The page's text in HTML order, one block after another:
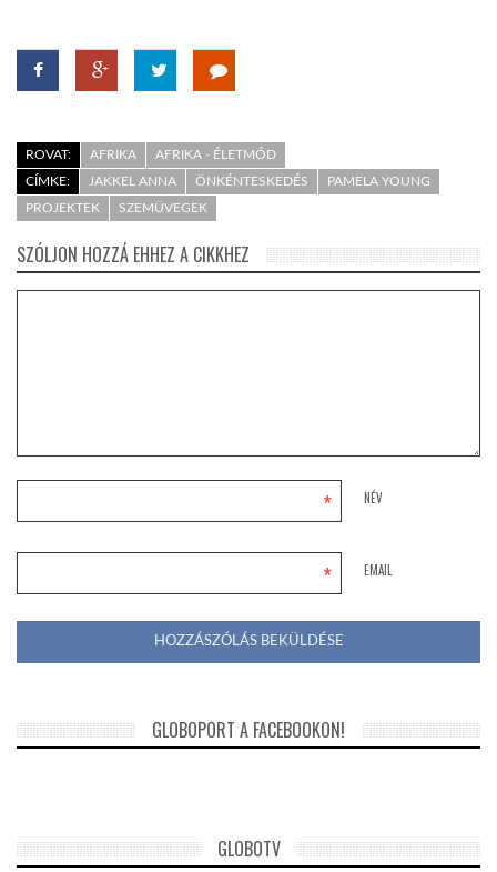
ROVAT: AFRIKA
AFRIKA - ÉLETMÓD
CÍMKE:
JAKKEL ANNA ÖNKÉNTESKEDÉS
PAMELA YOUNG
PROJEKTEK
SZEMÜVEGEK
SZÓLJON HOZZÁ EHHEZ A CIKKHEZ
NÉV
*
EMAIL
*
GLOBOPORT A FACEBOOKON!
GLOBOTV